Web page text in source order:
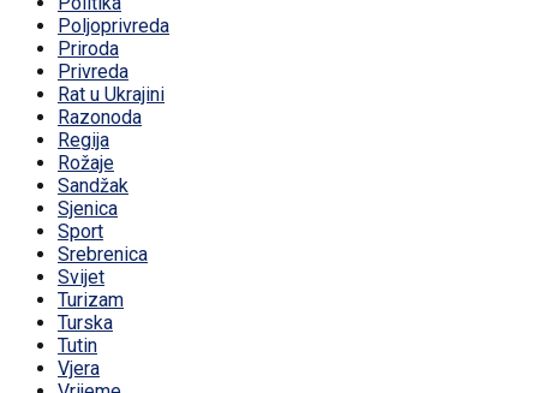
Poljoprivreda
Priroda
Privreda
Rat u Ukrajini
Razonoda
Regija
Rožaje
Sandžak
Sjenica
Sport
Srebrenica
Svijet
Turizam
Turska
Tutin
Vjera